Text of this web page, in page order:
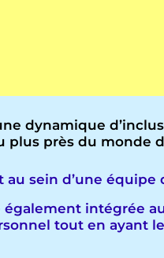
dynamique
plus près du monde
sein d’une
intégrée
tout en ayant